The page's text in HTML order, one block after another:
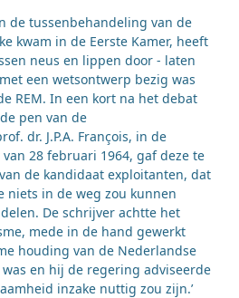
de tussenbehandeling van de
kwam in de Eerste Kamer, heeft
neus en lippen door - laten
een wetsontwerp bezig was
REM. In een kort na het debat
pen van de
dr. J.P.A. François, in de
28 februari 1964, gaf deze te
de kandidaat exploitanten, dat
niets in de weg zou kunnen
De schrijver achtte het
mede in de hand gewerkt
houding van de Nederlandse
en hij de regering adviseerde
inzake nuttig zou zijn.’